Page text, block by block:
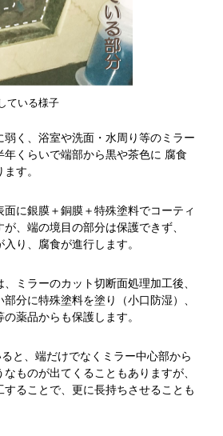
ている様子
弱く、浴室や洗面・水周り等のミラー
年くらいで端部から黒や茶色に 腐食
す。
に銀膜＋銅膜＋特殊塗料でコーティ
、端の境目の部分は保護できず、
り、腐食が進行します。
ミラーのカット切断面処理加工後、
分に特殊塗料を塗り（小口防湿）、
薬品からも保護します。
と、端だけでなくミラー中心部から
ものが出てくることもありますが、
ることで、更に長持ちさせることも